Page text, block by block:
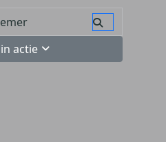
actie